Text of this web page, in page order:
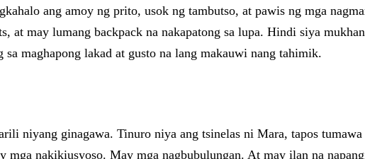
ang amoy ng prito, usok ng tambutso, at pawis ng mga
may lumang backpack na nakapatong sa lupa. Hindi siya
maghapong lakad at gusto na lang makauwi nang tahimik.
niyang ginagawa. Tinuro niya ang tsinelas ni Mara, tapos tumawa
nakikiusyoso. May mga nagbubulungan. At may ilan na